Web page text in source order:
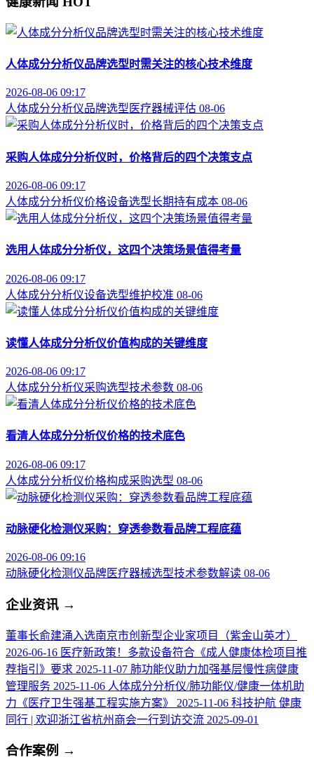
人体成分分析仪品牌选型时需关注的核心技术维度
2026-08-06 09:17
人体成分分析仪品牌选型 医疗器械评估 08-06
采购人体成分分析仪时，价格背后的四个决策支点
2026-08-06 09:17
人体成分分析仪价格设备选型长期持有成本 08-06
选用人体成分分析仪，这四个决策场景值得考量
2026-08-06 09:17
人体成分分析仪设备选型维护校准 08-06
读懂人体成分分析仪价值构成的关键维度
2026-08-06 09:17
人体成分分析仪采购选型技术参数 08-06
看清人体成分分析仪价格的技术底色
2026-08-06 09:17
人体成分分析仪价格构成采购选型 08-06
动脉硬化检测仪采购：穿透参数看品牌工程底蕴
2026-08-06 09:16
动脉硬化检测仪品牌医疗器械选型技术参数解读 08-06
企业资讯 →
董事长俞建涌入选南京市创新型企业家项目（紫金山英才）
2026-06-16 医疗新政策！多款设备符合《成人健康体检项目推
荐指引》要求 2025-11-07 肺功能仪助力加强基层慢性病健康
管理服务 2025-11-06 人体成分分析仪/肺功能仪/健康一体机助
力《医疗卫生强基工程实施方案》
2025-11-06 科技护航 健康
同行 | 欢迎浙江省杭州商会一行到访交流 2025-09-01
合作案例 →